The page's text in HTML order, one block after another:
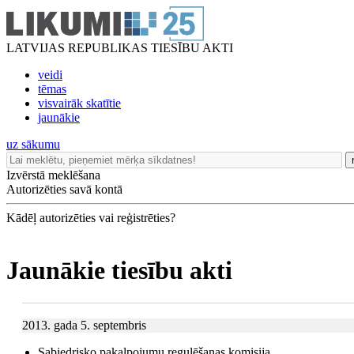
LATVIJAS REPUBLIKAS TIESĪBU AKTI
veidi
tēmas
visvairāk skatītie
jaunākie
uz sākumu
Izvērstā meklēšana
Autorizēties savā kontā
Kādēļ autorizēties vai reģistrēties?
Jaunākie tiesību akti
2013. gada 5. septembris